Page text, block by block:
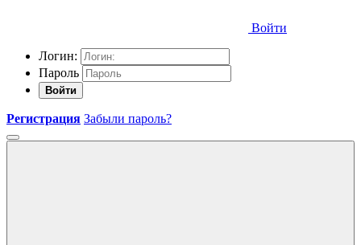
Войти
Логин:
Пароль
Войти
Регистрация Забыли пароль?